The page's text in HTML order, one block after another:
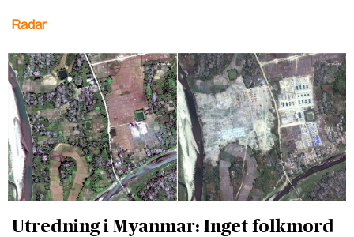
Radar
Utredning i Myanmar: Inget folkmord